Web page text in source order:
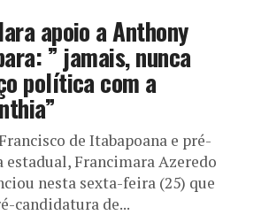
apoio a Anthony
” jamais, nunca
política com a
de Itabapoana e pré-
estadual, Francimara Azeredo
nesta sexta-feira (25) que
candidatura de...